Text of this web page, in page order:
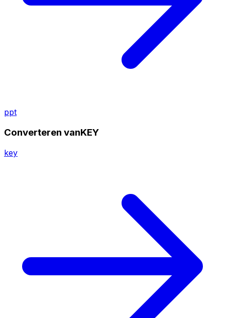
ppt
Converteren vanKEY
key